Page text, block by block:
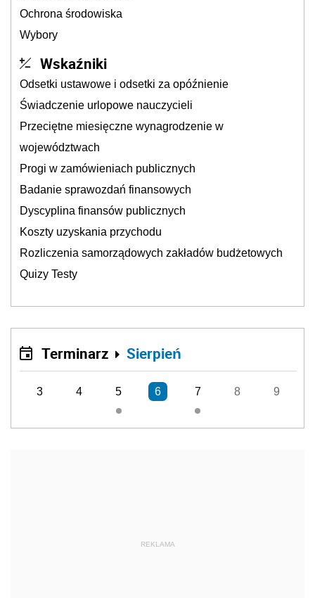
Ochrona środowiska
Wybory
Wskaźniki
Odsetki ustawowe i odsetki za opóźnienie
Świadczenie urlopowe nauczycieli
Przeciętne miesięczne wynagrodzenie w
województwach
Progi w zamówieniach publicznych
Badanie sprawozdań finansowych
Dyscyplina finansów publicznych
Koszty uzyskania przychodu
Rozliczenia samorządowych zakładów budżetowych
Quizy Testy
Terminarz Sierpień
3 4 5 6 7 8 9
REKLAMA